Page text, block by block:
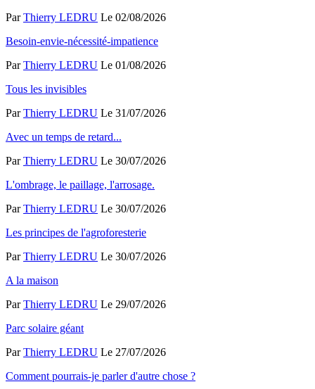
ParThierry LEDRU Le 02/08/2026
Besoin-envie-nécessité-impatience
ParThierry LEDRU Le 01/08/2026
Tous les invisibles
ParThierry LEDRU Le 31/07/2026
Avec un temps de retard...
ParThierry LEDRU Le 30/07/2026
L'ombrage, le paillage, l'arrosage.
ParThierry LEDRU Le 30/07/2026
Les principes de l'agroforesterie
ParThierry LEDRU Le 30/07/2026
A la maison
ParThierry LEDRU Le 29/07/2026
Parc solaire géant
ParThierry LEDRU Le 27/07/2026
Comment pourrais-je parler d'autre chose ?